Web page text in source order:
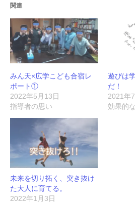
関連
みん天×広学こども合宿レ
ポート①
2022年5月13日
指導者の思い
遊びは
だ！
2021年
効果的
未来を切り拓く、突き抜け
た大人に育てる。
2022年1月3日